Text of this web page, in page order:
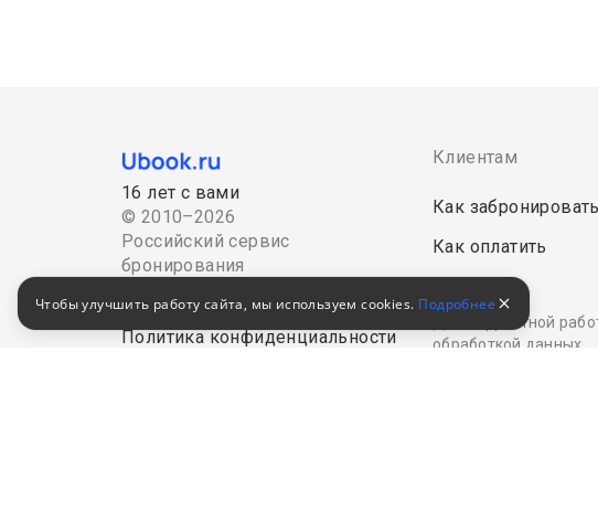
16 лет с вами
© 2010–2026
Российский сервис
бронирования
Пользовательское соглашение
Политика конфиденциальности
Клиентам
Как забронировать
Как оплатить
Для корректной
обработкой данных.
Чтобы улучшить работу сайта, мы используем cookies. Подробнее